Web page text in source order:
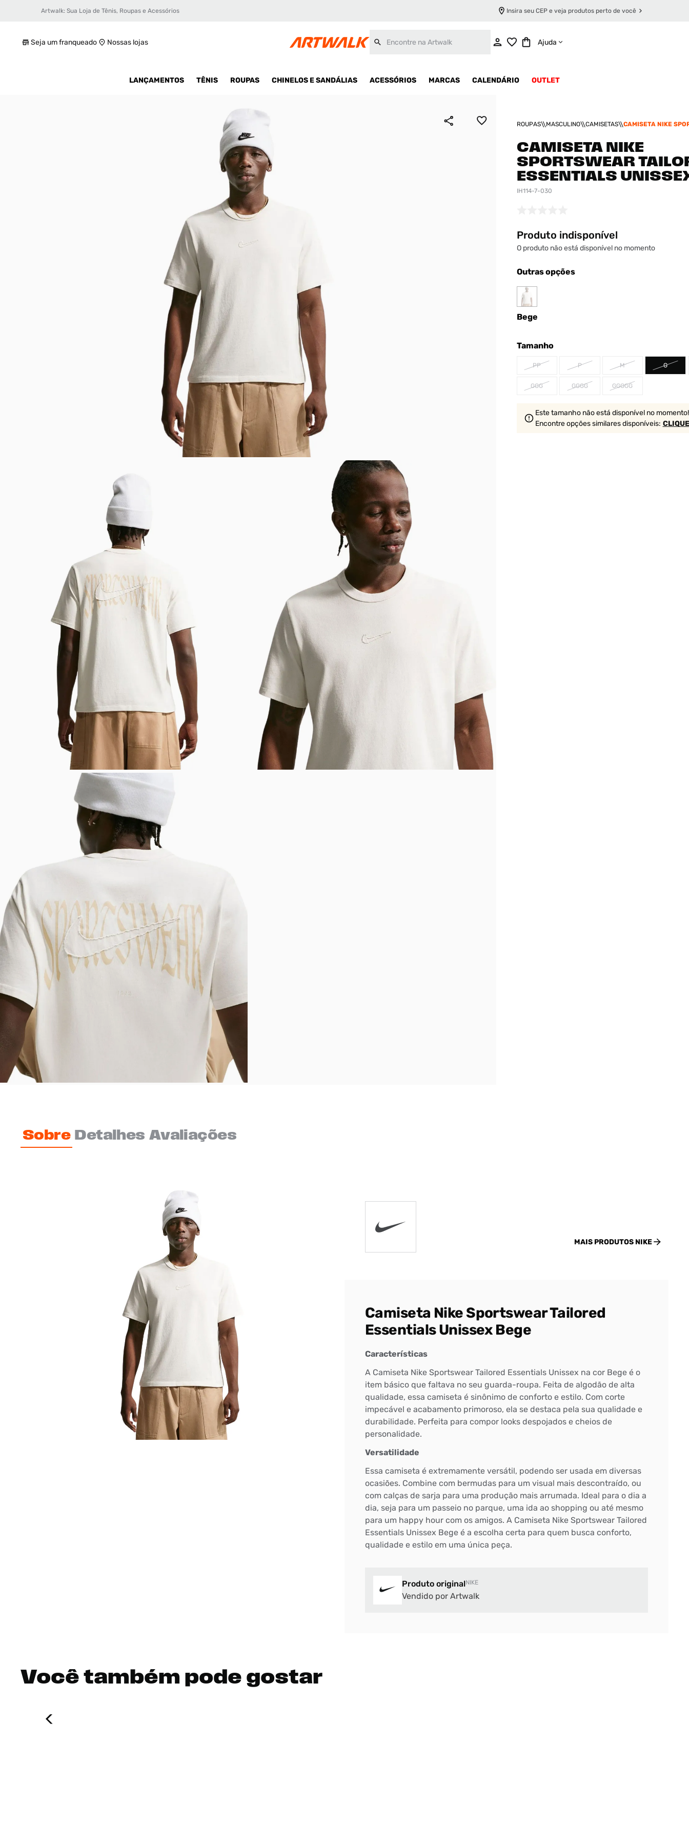
Artwalk: Sua Loja de Tênis, Roupas e Acessórios Insira seu CEP e veja produtos perto de você
Para ter uma melhor experiência de compra, insira seu CEP
Seja um franqueado Nossas lojas Ajuda
LANÇAMENTOS TÊNIS ROUPAS CHINELOS E SANDÁLIAS ACESSÓRIOS MARCAS CALENDÁRIO OUTLET
ROUPAS MASCULINO CAMISETAS
CAMISETA NIKE
CAMISETA NIKE
SPORTSWEAR
ESSENTIALS
IH114-7-030
Produto indisponível
O produto não está disponível no momento
Outras opções
Bege
Tamanho
PP P M G
GGG GGGG GGGGG
Este tamanho não está disponível no momento!
Encontre opções similaresdisponíveis:
Sobre Detalhes Avaliações
MAIS PRODUTOS NIKE
Camiseta Nike Sportswear Tailored
Essentials Unissex Bege
Características
A Camiseta Nike Sportswear Tailored Essentials Unissex na cor Bege é o
item básico que faltava no seu guarda-roupa. Feita de algodão de alta
qualidade, essa camiseta é sinônimo de conforto e estilo. Com corte
impecável e acabamento primoroso, ela se destaca pela sua qualidade e
durabilidade. Perfeita para compor looks despojados e cheios de
personalidade.
Versatilidade
Essa camiseta é extremamente versátil, podendo ser usada em diversas
ocasiões. Combine com bermudas para um visual mais descontraído, ou
com calças de sarja para uma produção mais arrumada. Ideal para o dia a
dia, seja para um passeio no parque, uma ida ao shopping ou até mesmo
para um happy hour com os amigos. A Camiseta Nike Sportswear Tailored
Essentials Unissex Bege é a escolha certa para quem busca conforto,
qualidade e estilo em uma única peça.
Produto originalNIKE
Vendido por Artwalk
Camiseta Nike Sportswear Tailored Essentials Unissex
Você também pode gostar